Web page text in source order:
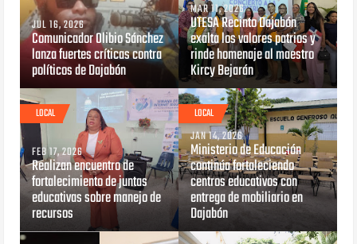
JUL 16, 2026
Comunicador Olibio Sánchez
lanza fuertes críticas contra
políticos de Dajabón ‎
MAR 11, 2026
UTESA Recinto Dajabón
exalta los valores patrios y
rinde homenaje al maestro
Kircy Bejarán
LOCAL
FEB 17, 2026
Realizan encuentro de
fortalecimiento de juntas
educativas sobre manejo de
recursos
LOCAL
JAN 14, 2026
Ministerio de Educación
continúa fortaleciendo
centros educativos con
entrega de mobiliario en
Dajabón